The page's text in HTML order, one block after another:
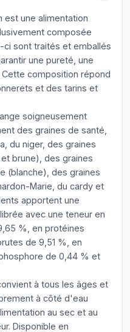
est une alimentation
composée
sont traités et emballés
une pureté, une
composition répond
et des tarins et
soigneusement
des graines de santé,
du niger, des graines
brune), des graines
(blanche), des graines
Marie, du cardy et
apportent une
avec une teneur en
%, en protéines
de 9,51 %, en
de 0,44 % et
à tous les âges et
à côté d'eau
au sec et au
Disponible en